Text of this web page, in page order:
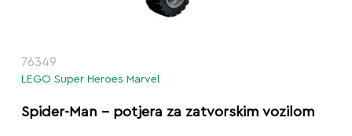
76349
LEGO Super Heroes Marvel
Spider-Man – potjera za zatvorskim vozilom